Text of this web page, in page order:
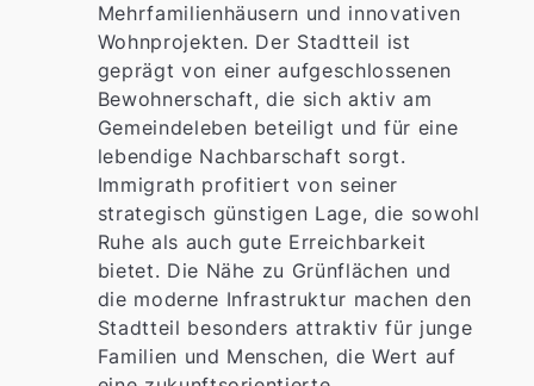
Mehrfamilienhäusern und innovativen
Wohnprojekten. Der Stadtteil ist
geprägt von einer aufgeschlossenen
Bewohnerschaft, die sich aktiv am
Gemeindeleben beteiligt und für eine
lebendige Nachbarschaft sorgt.
Immigrath profitiert von seiner
strategisch günstigen Lage, die sowohl
Ruhe als auch gute Erreichbarkeit
bietet. Die Nähe zu Grünflächen und
die moderne Infrastruktur machen den
Stadtteil besonders attraktiv für junge
Familien und Menschen, die Wert auf